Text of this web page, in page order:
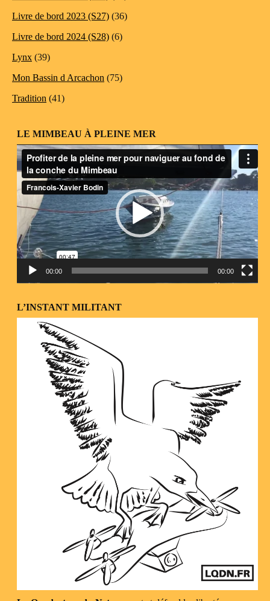
Livre de bord 2023 (S27) (36)
Livre de bord 2024 (S28) (6)
Lynx (39)
Mon Bassin d Arcachon (75)
Tradition (41)
LE MIMBEAU À PLEINE MER
Lecteur
vidéo
00:00 00:00
L’INSTANT MILITANT